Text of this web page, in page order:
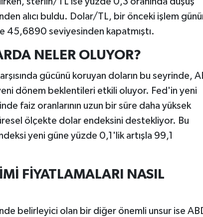
alıcı buldu. Dolar/TL, bir önceki işlem
45,6890 seviyesinden kapatmıştı.
NELER OLUYOR?
gücünü koruyan doların bu seyrinde,
dönem beklentileri etkili oluyor. Fed'in yeni
faiz oranlarının uzun bir süre daha yüksek
ölçekte dolar endeksini destekliyor. Bu
yeni güne yüzde 0,1'lik artışla 99,1
FİYATLAMALARI NASIL
belirleyici olan bir diğer önemli unsur ise